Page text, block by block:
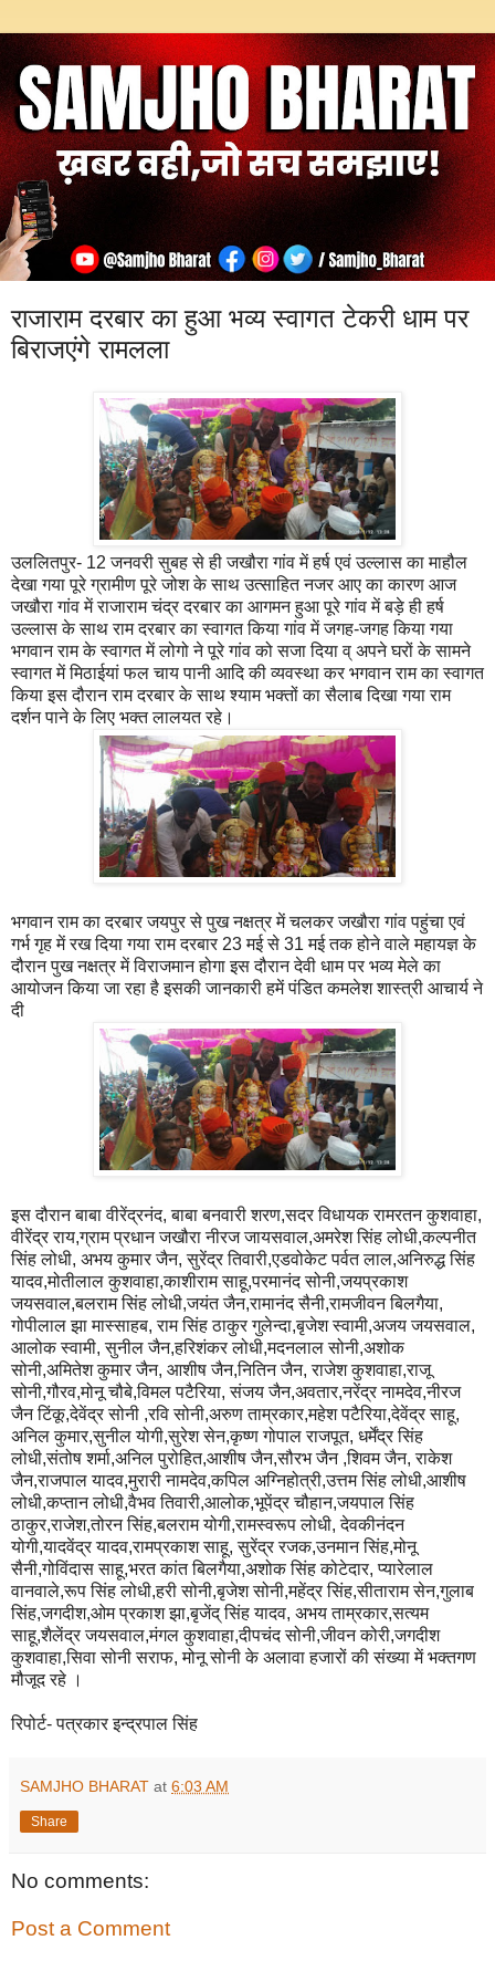
राजाराम दरबार का हुआ भव्य स्वागत टेकरी धाम पर
बिराजएंगे रामलला
उललितपुर- 12 जनवरी सुबह से ही जखौरा गांव में हर्ष एवं उल्लास का माहौल
देखा गया पूरे ग्रामीण पूरे जोश के साथ उत्साहित नजर आए का कारण आज
जखौरा गांव में राजाराम चंद्र दरबार का आगमन हुआ पूरे गांव में बड़े ही हर्ष
उल्लास के साथ राम दरबार का स्वागत किया गांव में जगह-जगह किया गया
भगवान राम के स्वागत में लोगो ने पूरे गांव को सजा दिया व् अपने घरों के सामने
स्वागत में मिठाईयां फल चाय पानी आदि की व्यवस्था कर भगवान राम का स्वागत
किया इस दौरान राम दरबार के साथ श्याम भक्तों का सैलाब दिखा गया राम
दर्शन पाने के लिए भक्त लालयत रहे।
भगवान राम का दरबार जयपुर से पुख नक्षत्र में चलकर जखौरा गांव पहुंचा एवं
गर्भ गृह में रख दिया गया राम दरबार 23 मई से 31 मई तक होने वाले महायज्ञ के
दौरान पुख नक्षत्र में विराजमान होगा इस दौरान देवी धाम पर भव्य मेले का
आयोजन किया जा रहा है इसकी जानकारी हमें पंडित कमलेश शास्त्री आचार्य ने
दी
इस दौरान बाबा वीरेंद्रनंद, बाबा बनवारी शरण,सदर विधायक रामरतन कुशवाहा,
वीरेंद्र राय,ग्राम प्रधान जखौरा नीरज जायसवाल,अमरेश सिंह लोधी,कल्पनीत
सिंह लोधी, अभय कुमार जैन, सुरेंद्र तिवारी,एडवोकेट पर्वत लाल,अनिरुद्ध सिंह
यादव,मोतीलाल कुशवाहा,काशीराम साहू,परमानंद सोनी,जयप्रकाश
जयसवाल,बलराम सिंह लोधी,जयंत जैन,रामानंद सैनी,रामजीवन बिलगैया,
गोपीलाल झा मास्साहब, राम सिंह ठाकुर गुलेन्दा,बृजेश स्वामी,अजय जयसवाल,
आलोक स्वामी, सुनील जैन,हरिशंकर लोधी,मदनलाल सोनी,अशोक
सोनी,अमितेश कुमार जैन, आशीष जैन,नितिन जैन, राजेश कुशवाहा,राजू
सोनी,गौरव,मोनू चौबे,विमल पटैरिया, संजय जैन,अवतार,नरेंद्र नामदेव,नीरज
जैन टिंकू,देवेंद्र सोनी ,रवि सोनी,अरुण ताम्रकार,महेश पटैरिया,देवेंद्र साहू,
अनिल कुमार,सुनील योगी,सुरेश सेन,कृष्ण गोपाल राजपूत, धर्मेंद्र सिंह
लोधी,संतोष शर्मा,अनिल पुरोहित,आशीष जैन,सौरभ जैन ,शिवम जैन, राकेश
जैन,राजपाल यादव,मुरारी नामदेव,कपिल अग्निहोत्री,उत्तम सिंह लोधी,आशीष
लोधी,कप्तान लोधी,वैभव तिवारी,आलोक,भूपेंद्र चौहान,जयपाल सिंह
ठाकुर,राजेश,तोरन सिंह,बलराम योगी,रामस्वरूप लोधी, देवकीनंदन
योगी,यादवेंद्र यादव,रामप्रकाश साहू, सुरेंद्र रजक,उनमान सिंह,मोनू
सैनी,गोविंदास साहू,भरत कांत बिलगैया,अशोक सिंह कोटेदार, प्यारेलाल
वानवाले,रूप सिंह लोधी,हरी सोनी,बृजेश सोनी,महेंद्र सिंह,सीताराम सेन,गुलाब
सिंह,जगदीश,ओम प्रकाश झा,बृजेंद् सिंह यादव, अभय ताम्रकार,सत्यम
साहू,शैलेंद्र जयसवाल,मंगल कुशवाहा,दीपचंद सोनी,जीवन कोरी,जगदीश
कुशवाहा,सिवा सोनी सराफ, मोनू सोनी के अलावा हजारों की संख्या में भक्तगण
मौजूद रहे ।
रिपोर्ट- पत्रकार इन्द्रपाल सिंह
SAMJHO BHARAT at 6:03 AM
Share
No comments:
Post a Comment